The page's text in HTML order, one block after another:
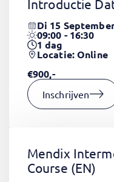
Introductie
Di 15
09:00 - 16:30
1dag
Locatie: Online
€900,-
Inschrijven
Mendix
Course (EN)